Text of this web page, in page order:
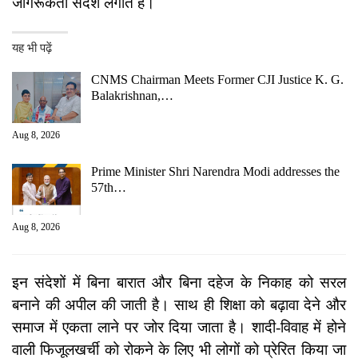
यह भी पढ़ें
CNMS Chairman Meets Former CJI Justice K. G.
Balakrishnan,…
Aug 8, 2026
Prime Minister Shri Narendra Modi addresses the
57th…
Aug 8, 2026
इन संदेशों में बिना बारात और बिना दहेज के निकाह को सरल
बनाने की अपील की जाती है। साथ ही शिक्षा को बढ़ावा देने और
समाज में एकता लाने पर जोर दिया जाता है। शादी-विवाह में होने
वाली फिजूलखर्ची को रोकने के लिए भी लोगों को प्रेरित किया जा